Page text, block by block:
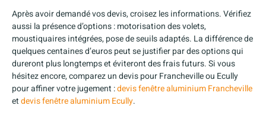
Après avoir demandé vos devis, croisez les informations. Vérifiez
aussi la présence d’options : motorisation des volets,
moustiquaires intégrées, pose de seuils adaptés. La différence de
quelques centaines d’euros peut se justifier par des options qui
dureront plus longtemps et éviteront des frais futurs. Si vous
hésitez encore, comparez un devis pour Francheville ou Ecully
pour affiner votre jugement :devis fenêtre aluminium Francheville
etdevis fenêtre aluminium Ecully.